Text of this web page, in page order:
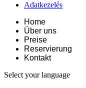
Adatkezelés
Home
Über uns
Preise
Reservierung
Kontakt
Select your language